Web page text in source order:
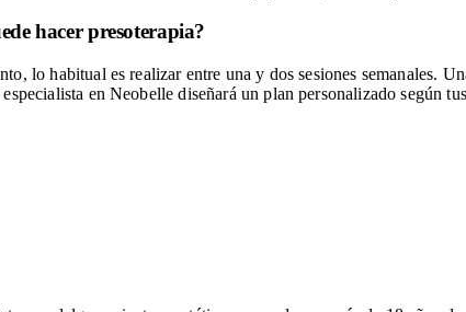
hacer presoterapia?
lo habitual es realizar entre una y dos sesiones semanales.
en Neobelle diseñará un plan personalizado según